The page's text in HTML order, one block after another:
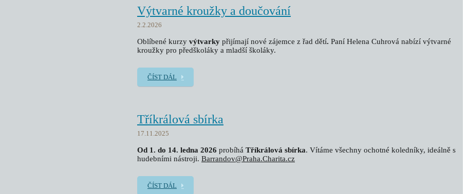
Výtvarné kroužky a doučování
2.2.2026
Oblíbené kurzy výtvarky přijímají nové zájemce z řad dětí. Paní Helena Cuhrová nabízí výtvarné
kroužky pro předškoláky a mladší školáky.
ČÍST DÁL
Tříkrálová sbírka
17.11.2025
Od 1. do 14. ledna 2026 probíhá Tříkrálová sbírka. Vítáme všechny ochotné koledníky, ideálně s
hudebními nástroji. Barrandov@Praha.Charita.cz
ČÍST DÁL